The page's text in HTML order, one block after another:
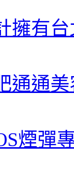
擁有
通通
煙彈